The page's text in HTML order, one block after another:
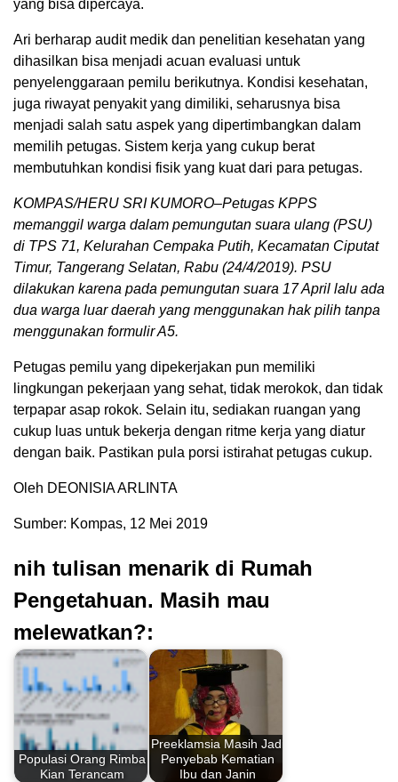
yang bisa dipercaya.
Ari berharap audit medik dan penelitian kesehatan yang
dihasilkan bisa menjadi acuan evaluasi untuk
penyelenggaraan pemilu berikutnya. Kondisi kesehatan,
juga riwayat penyakit yang dimiliki, seharusnya bisa
menjadi salah satu aspek yang dipertimbangkan dalam
memilih petugas. Sistem kerja yang cukup berat
membutuhkan kondisi fisik yang kuat dari para petugas.
KOMPAS/HERU SRI KUMORO–Petugas KPPS
memanggil warga dalam pemungutan suara ulang (PSU)
di TPS 71, Kelurahan Cempaka Putih, Kecamatan Ciputat
Timur, Tangerang Selatan, Rabu (24/4/2019). PSU
dilakukan karena pada pemungutan suara 17 April lalu ada
dua warga luar daerah yang menggunakan hak pilih tanpa
menggunakan formulir A5.
Petugas pemilu yang dipekerjakan pun memiliki
lingkungan pekerjaan yang sehat, tidak merokok, dan tidak
terpapar asap rokok. Selain itu, sediakan ruangan yang
cukup luas untuk bekerja dengan ritme kerja yang diatur
dengan baik. Pastikan pula porsi istirahat petugas cukup.
Oleh DEONISIA ARLINTA
Sumber: Kompas, 12 Mei 2019
nih tulisan menarik di Rumah
Pengetahuan. Masih mau
melewatkan?:
Populasi Orang Rimba
Kian Terancam
Preeklamsia Masih Jadi
Penyebab Kematian
Ibu dan Janin